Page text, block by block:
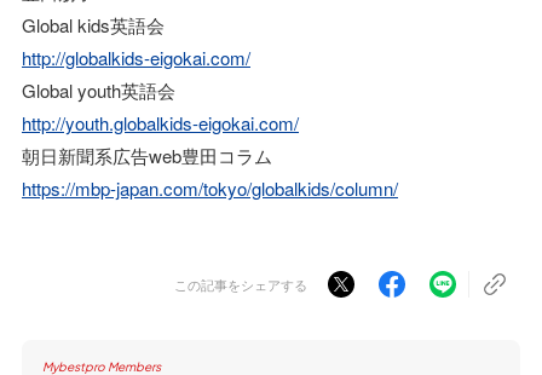
Global kids英語会
http://globalkids-eigokai.com/
Global youth英語会
http://youth.globalkids-eigokai.com/
朝日新聞系広告web豊田コラム
https://mbp-japan.com/tokyo/globalkids/column/
この記事をシェアする
Mybestpro Members